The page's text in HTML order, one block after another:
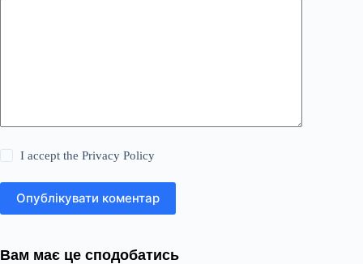
I accept thePrivacy Policy
Опублікувати коментар
Вам має це сподобатись